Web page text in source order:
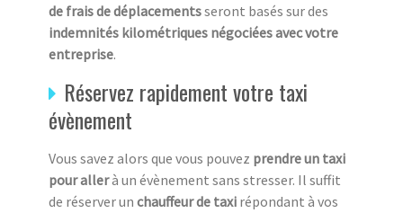
de frais de déplacementsseront basés sur des
indemnités kilométriques négociées avec votre
entreprise.
Réservez rapidement votre taxi
évènement
Vous savez alors que vous pouvez prendre un taxi
pour allerà un évènement sans stresser. Il suffit
de réserver un chauffeur de taxi répondant à vos